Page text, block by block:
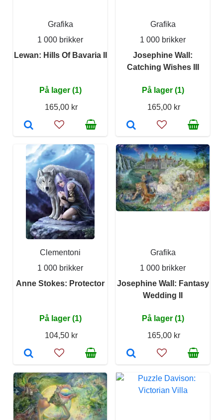
Grafika
1 000 brikker
Lewan: Hills Of Bavaria II
På lager (1)
165,00 kr
Grafika
1 000 brikker
Josephine Wall:
Catching Wishes III
På lager (1)
165,00 kr
Clementoni
1 000 brikker
Anne Stokes: Protector
På lager (1)
104,50 kr
Grafika
1 000 brikker
Josephine Wall: Fantasy
Wedding II
På lager (1)
165,00 kr